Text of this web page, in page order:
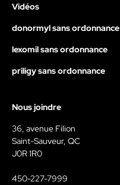
Vidéos
donormyl sans ordonnance
lexomil sans ordonnance
priligy sans ordonnance
Nous joindre
36, avenue Filion
Saint-Sauveur, QC
J0R 1R0
450-227-7999